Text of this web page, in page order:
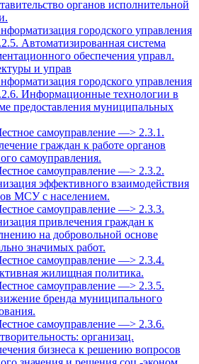
органов исполнительной
городского управления
Автоматизированная система
обеспечения управл.
и управ
городского управления
Информационные технологии в
предоставления муниципальных
самоуправление —> 2.3.1.
граждан к работе органов
самоуправления.
самоуправление —> 2.3.2.
эффективного взаимодействия
МСУ с населением.
самоуправление —> 2.3.3.
привлечения граждан к
на добровольной основе
значимых работ.
самоуправление —> 2.3.4.
жилищная политика.
самоуправление —> 2.3.5.
бренда муниципального
самоуправление —> 2.3.6.
организац.
бизнеса к решению вопросов